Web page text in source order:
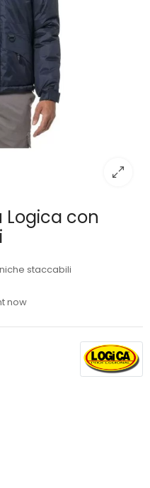
Logica con
staccabili
now